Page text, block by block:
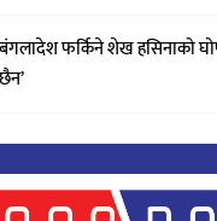
फर्किने शेख हसिनाको